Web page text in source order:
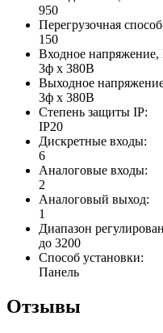
950
Перегрузочная
150
Входное напряжение,
3ф x 380В
Выходное
3ф х 380В
Степень защиты IP:
IP20
Дискретные входы:
6
Аналоговые входы:
2
Аналоговый выход:
1
Диапазон
до 3200
Способ установки:
Панель
Отзывы